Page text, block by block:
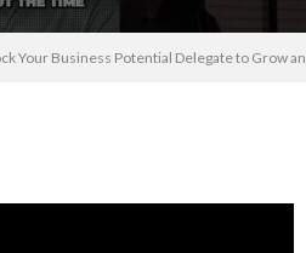
Your Business Potential Delegate to Grow